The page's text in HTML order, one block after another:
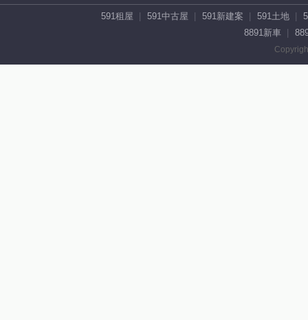
591租屋 591中古屋 591新建案 591土地
8891新車